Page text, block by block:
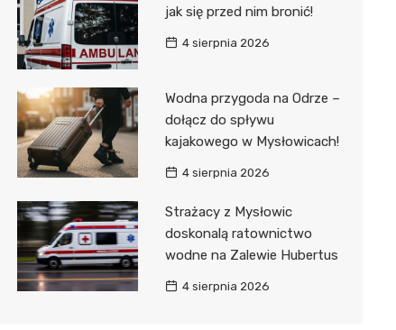
jak się przed nim bronić!
4 sierpnia 2026
Wodna przygoda na Odrze –
dołącz do spływu
kajakowego w Mysłowicach!
4 sierpnia 2026
Strażacy z Mysłowic
doskonalą ratownictwo
wodne na Zalewie Hubertus
4 sierpnia 2026